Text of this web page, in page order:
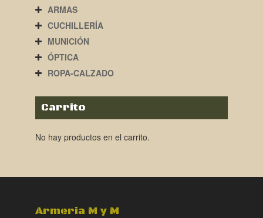
ARMAS
CUCHILLERÍA
MUNICIÓN
ÓPTICA
ROPA-CALZADO
Carrito
No hay productos en el carrito.
Armeria M y M